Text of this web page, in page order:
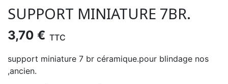
SUPPORT MINIATURE 7BR.
3,70 € TTC
support miniature 7 br céramique.pour blindage nos
,ancien.